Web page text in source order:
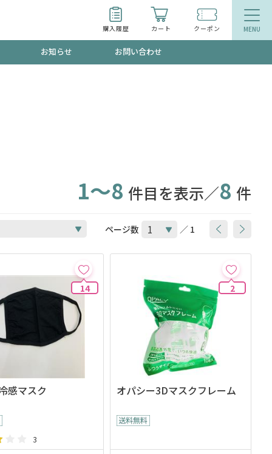
購入履歴 カート クーポン
るものが一目でわかるランキング
お知らせ お問い合わせ
1～8 件目を表示／8 件
ページ数 ／ 1
14
感マスク
3
2
オパシー3Dマスクフレーム